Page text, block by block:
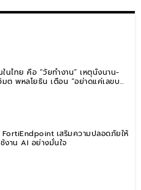
นไทย คือ “วัยทำงาน” เหตุนั่งนาน-
ต พหลโยธิน เตือน “อย่าดูแค่เลขบน
เสริมความปลอดภัยให้
งาน AI อย่างมั่นใจ